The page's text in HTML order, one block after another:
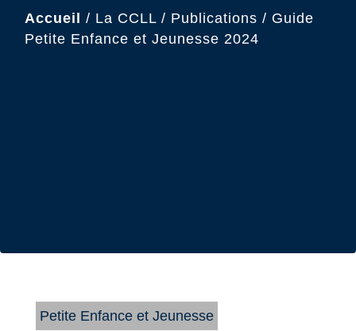
Accueil / La CCLL / Publications / Guide
Petite Enfance et Jeunesse 2024
Petite Enfance et Jeunesse